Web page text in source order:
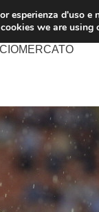
esperienza d'uso e
we are